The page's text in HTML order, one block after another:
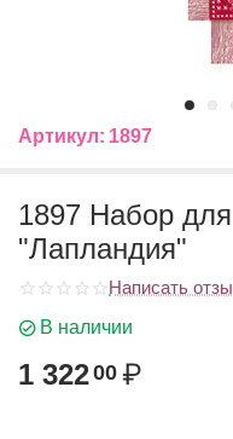
Артикул: 1897
1897 Набор
"Лапландия"
Написать
В наличии
1 32200 ₽